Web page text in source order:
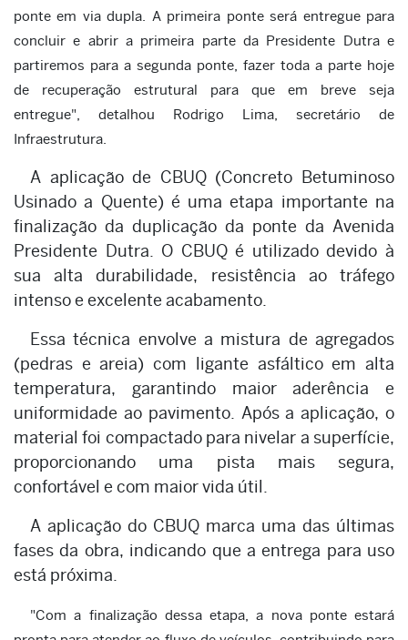
ponte em via dupla . A primeira ponte será entregue para
concluir e abrir a primeira parte da Presidente Dutra e
partiremos para a segunda ponte, fazer toda a parte hoje
de recuperação estrutural para que em breve seja
entregue", detalhou Rodrigo Lima, secretário de
Infraestrutura.
A aplicação de CBUQ (Concreto Betuminoso
Usinado a Quente) é uma etapa importante na
finalização da duplicação da ponte da Avenida
Presidente Dutra. O CBUQ é utilizado devido à
sua alta durabilidade, resistência ao tráfego
intenso e excelente acabamento.
Essa técnica envolve a mistura de agregados
(pedras e areia) com ligante asfáltico em alta
temperatura, garantindo maior aderência e
uniformidade ao pavimento. Após a aplicação, o
material foi compactado para nivelar a superfície,
proporcionando uma pista mais segura,
confortável e com maior vida útil.
A aplicação do CBUQ marca uma das últimas
fases da obra, indicando que a entrega para uso
está próxima.
"Com a finalização dessa etapa, a nova ponte estará